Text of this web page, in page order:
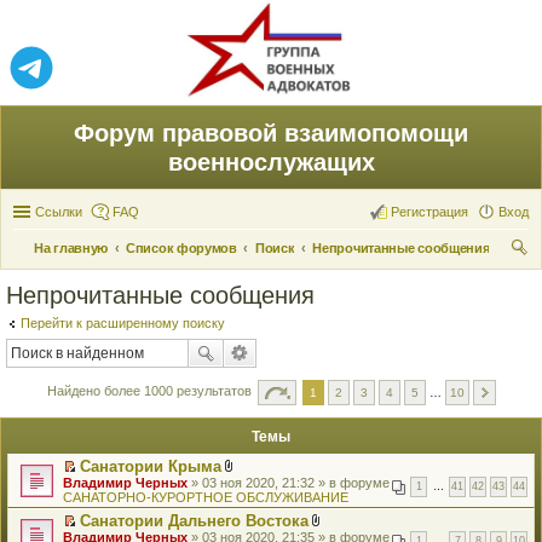
Форум правовой взаимопомощи
военнослужащих
Ссылки FAQ Вход
Регистрация
На главную Список форумов Поиск
Непрочитанные сообщения
Непрочитанные сообщения
Перейти к расширенному поиску
Найдено более 1000 результатов 1 2 3 4 5 10
Темы
П
е
р
е
й
Санатории Крыма
В
л
о
ж
е
1 41 42 43 44
Владимир Черных » 03 ноя 2020, 21:32 » в форуме
САНАТОРНО-КУРОРТНОЕ ОБСЛУЖИВАНИЕ
П
Санатории Дальнего Востока
В
Владимир Черных » 03 ноя 2020, 21:35 » в форуме